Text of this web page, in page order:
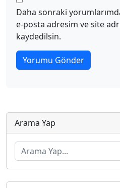
Daha sonraki
e-posta adresim ve site
kaydedilsin.
Arama Yap